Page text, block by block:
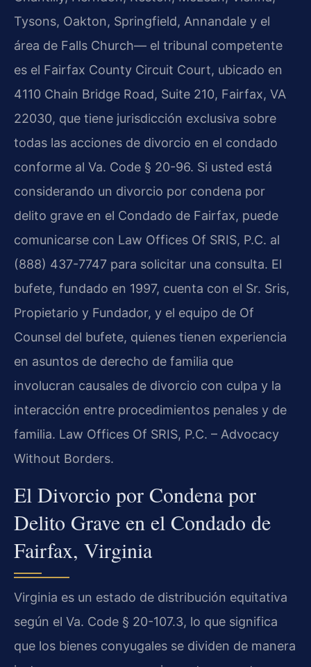
Tysons, Oakton, Springfield, Annandale y el
área de Falls Church— el tribunal competente
es el Fairfax County Circuit Court, ubicado en
4110 Chain Bridge Road, Suite 210, Fairfax, VA
22030, que tiene jurisdicción exclusiva sobre
todas las acciones de divorcio en el condado
conforme al Va. Code § 20-96. Si usted está
considerando un divorcio por condena por
delito grave en el Condado de Fairfax, puede
comunicarse con Law Offices Of SRIS, P.C. al
(888) 437-7747 para solicitar una consulta. El
bufete, fundado en 1997, cuenta con el Sr. Sris,
Propietario y Fundador, y el equipo de Of
Counsel del bufete, quienes tienen experiencia
en asuntos de derecho de familia que
involucran causales de divorcio con culpa y la
interacción entre procedimientos penales y de
familia. Law Offices Of SRIS, P.C. – Advocacy
Without Borders.
El Divorcio por Condena por
Delito Grave en el Condado de
Fairfax, Virginia
Virginia es un estado de distribución equitativa
según el Va. Code § 20-107.3, lo que significa
que los bienes conyugales se dividen de manera